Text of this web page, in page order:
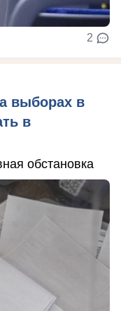
2
выборах в
в
обстановка